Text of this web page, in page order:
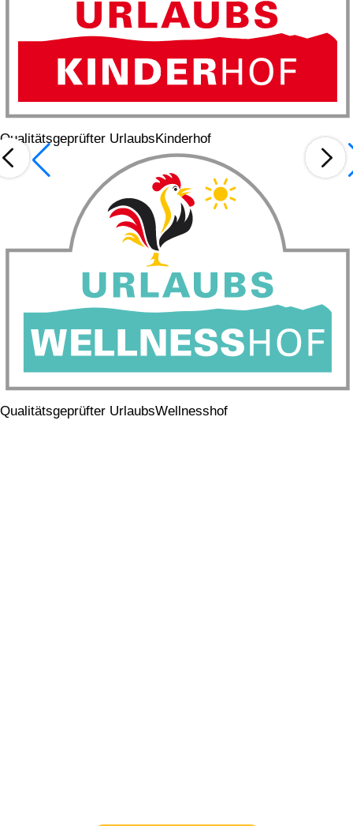
Qualitätsgeprüfter UrlaubsKinderhof
Qualitätsgeprüfter UrlaubsWellnesshof